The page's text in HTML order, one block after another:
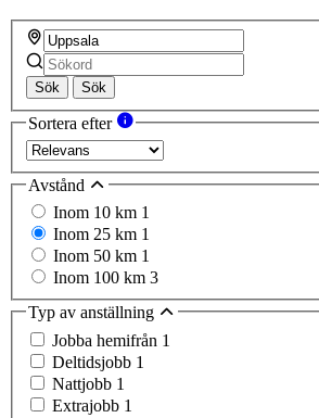
Sök Sök
Sortera efter
Avstånd
Inom 10 km 1
Inom 25 km 1
Inom 50 km 1
Inom 100 km 3
Typ av anställning
Jobba hemifrån 1
Deltidsjobb 1
Nattjobb 1
Extrajobb 1